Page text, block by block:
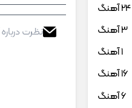
24 آهنگ
3 آهنگ
1 آهنگ
16 آهنگ
6 آهنگ